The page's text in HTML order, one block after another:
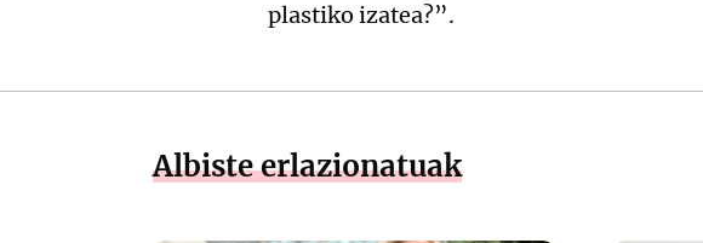
plastiko izatea?”.
Albiste erlazionatuak